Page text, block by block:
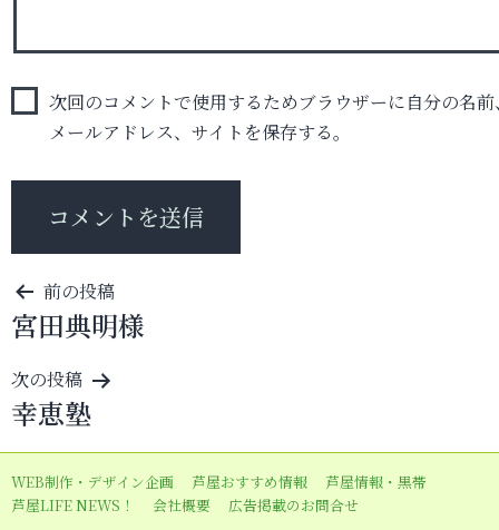
次回のコメントで使用するためブラウザーに自分の名前
メールアドレス、サイトを保存する。
投
稿
ナ
ビ
ゲ
ー
シ
前の投稿
宮田典明様
次の投稿
幸恵塾
WEB制作・デザイン企画 芦屋おすすめ情報
芦屋情報・黒帯
芦屋LIFE NEWS！
会社概要 広告掲載のお問合せ